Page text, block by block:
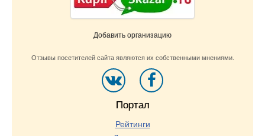
Добавить организацию
Отзывы посетителей сайта являются их собственными мнениями.
Портал
Рейтинги